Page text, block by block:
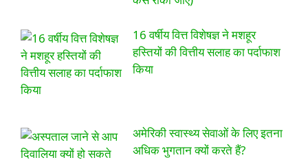
16 वर्षीय वित्त विशेषज्ञ ने मशहूर
हस्तियों की वित्तीय सलाह का पर्दाफाश
किया
अमेरिकी स्वास्थ्य सेवाओं के लिए इतना
अधिक भुगतान क्यों करते हैं?